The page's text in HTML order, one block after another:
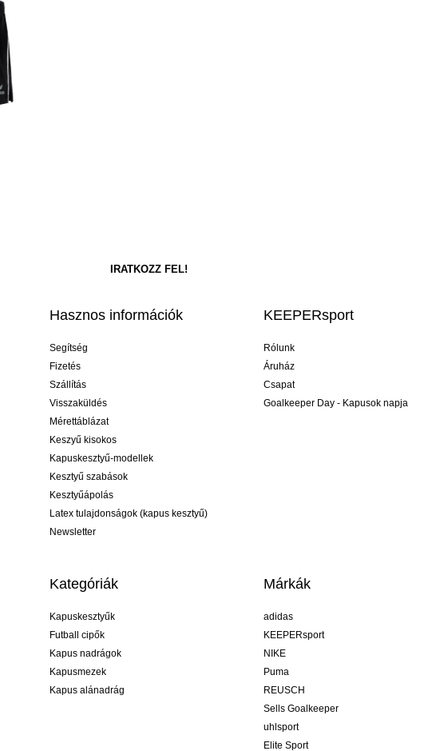
Hasznos információk
Segítség
Fizetés
Szállítás
Visszaküldés
Mérettáblázat
Keszyű kisokos
Kapuskesztyű-modellek
Kesztyű szabások
Kesztyűápolás
Latex tulajdonságok (kapus kesztyű)
Newsletter
KEEPERsport
Rólunk
Áruház
Csapat
Goalkeeper Day - Kapusok napja
Kategóriák
Kapuskesztyűk
Futball cipők
Kapus nadrágok
Kapusmezek
Kapus alánadrág
Márkák
adidas
KEEPERsport
NIKE
Puma
REUSCH
Sells Goalkeeper
uhlsport
Elite Sport